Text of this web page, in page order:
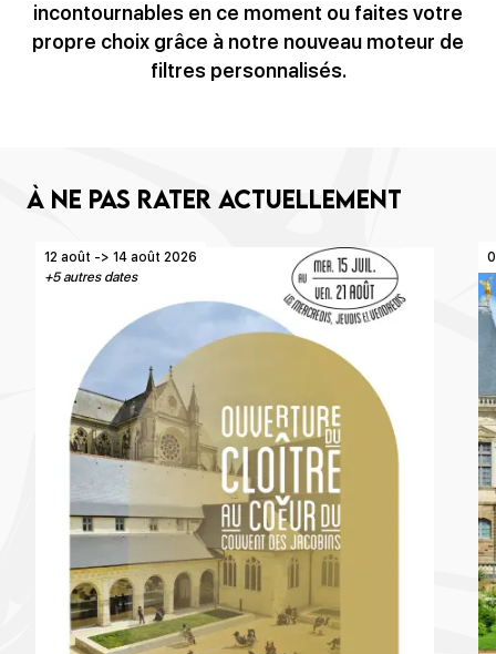
incontournables en ce moment ou faites votre
propre choix grâce à notre nouveau moteur de
filtres personnalisés.
À ne pas rater actuellement
12 août -> 14 août 2026
+5 autres dates